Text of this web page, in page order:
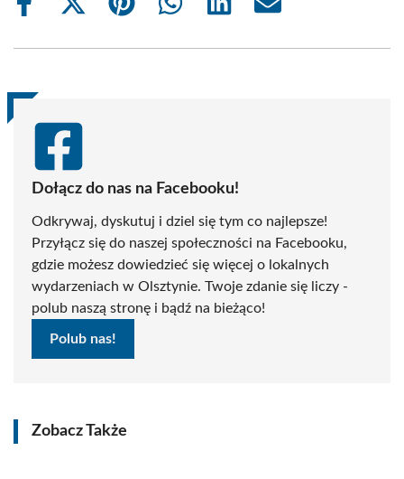
Share
Share
(Twitter)
Share
Share
Share
Share
Dołącz do nas na Facebooku!
Odkrywaj, dyskutuj i dziel się tym co najlepsze!
Przyłącz się do naszej społeczności na Facebooku,
gdzie możesz dowiedzieć się więcej o lokalnych
wydarzeniach w Olsztynie. Twoje zdanie się liczy -
polub naszą stronę i bądź na bieżąco!
Polub nas!
Zobacz Także